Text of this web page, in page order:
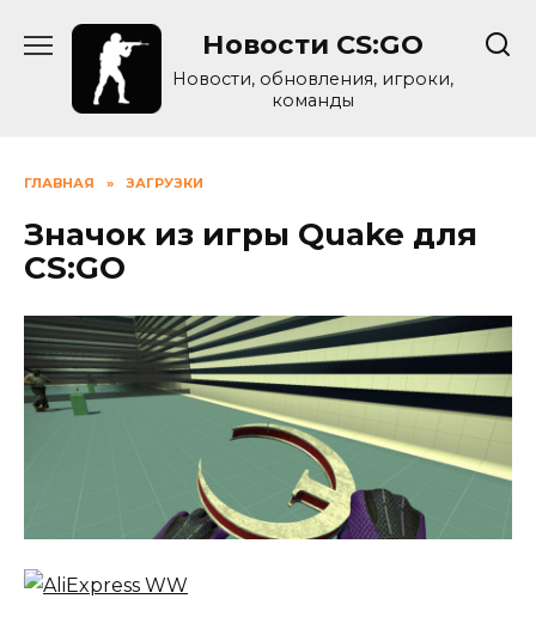
Новости CS:GO
Новости, обновления, игроки,
команды
ГЛАВНАЯ » ЗАГРУЗКИ
Значок из игры Quake для
CS:GO